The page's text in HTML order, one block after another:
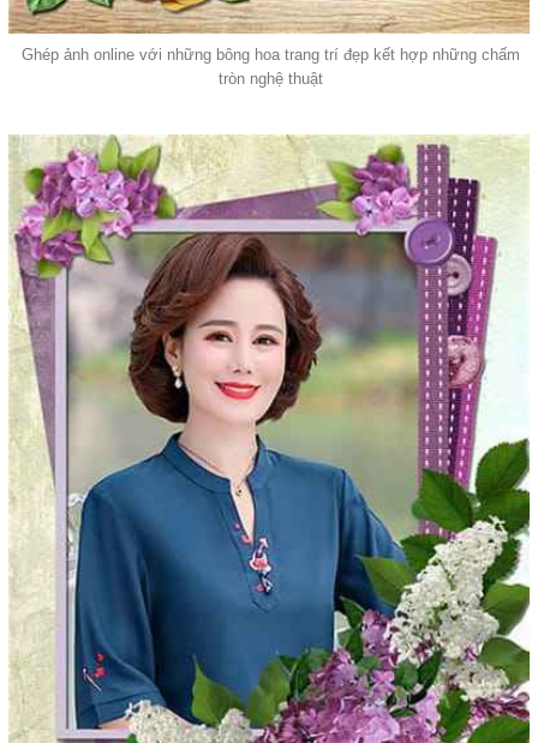
Ghép ảnh online với những bông hoa trang trí đẹp kết hợp những chấm
tròn nghệ thuật